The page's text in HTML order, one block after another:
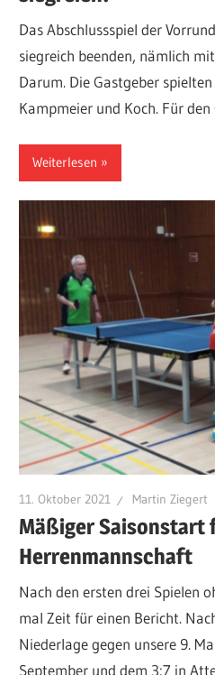
Das Abschlussspiel der
siegreich beenden, nämlich
Darum. Die Gastgeber
Kampmeier und Koch. Für den
Weiterlesen
11. Oktober 2021 Martin Ziegert
Mäßiger Saisonstart
Herrenmannschaft
Nach den ersten drei Spielen
mal Zeit für einen Bericht.
Niederlage gegen unsere 9.
September und dem 3:7 in